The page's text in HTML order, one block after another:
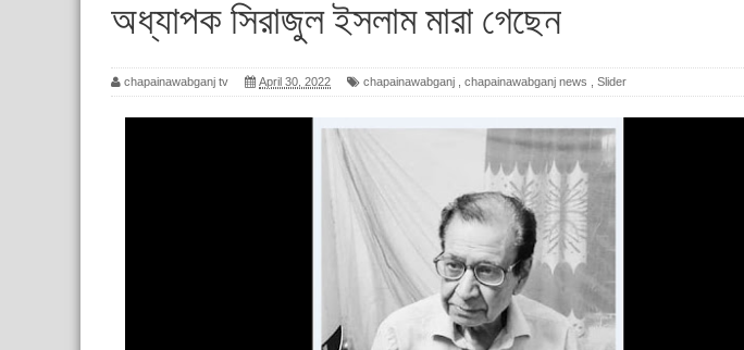
অধ্যাপক সিরাজুল ইসলাম মারা গেছেন
chapainawabganj tv April 30, 2022 chapainawabganj chapainawabganj news Slider